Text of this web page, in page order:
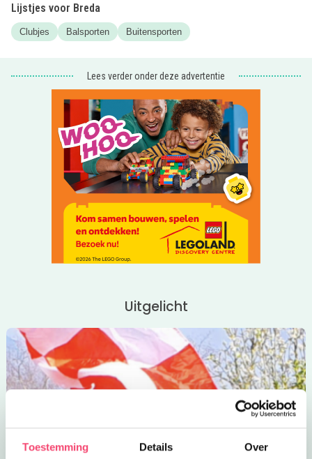
Toestemming Details Over
Lijstjes voor Breda
Clubjes Balsporten Buitensporten
Lees verder onder deze advertentie
Uitgelicht